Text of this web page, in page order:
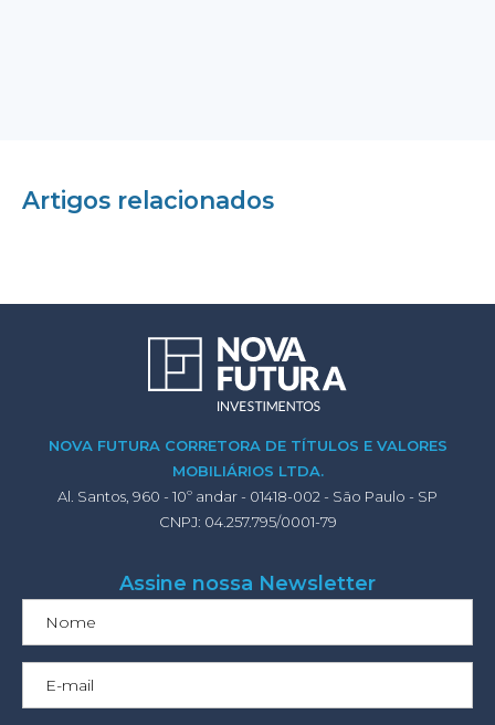
Artigos relacionados
NOVA FUTURA CORRETORA DE TÍTULOS E VALORES
MOBILIÁRIOS LTDA.
Al. Santos, 960 - 10º andar - 01418-002 - São Paulo - SP
CNPJ: 04.257.795/0001-79
Assine nossa Newsletter